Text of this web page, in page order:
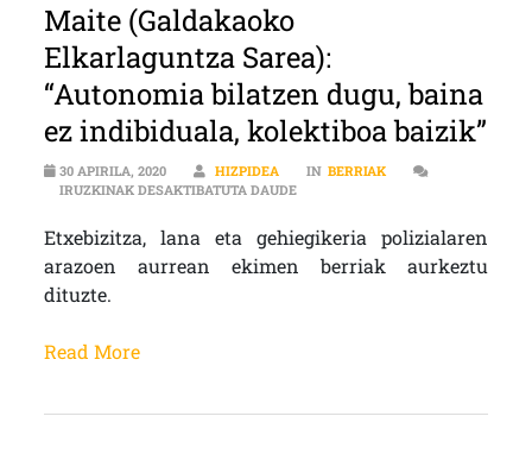
Maite (Galdakaoko
Elkarlaguntza Sarea):
“Autonomia bilatzen dugu, baina
ez indibiduala, kolektiboa baizik”
30 APIRILA, 2020 HIZPIDEA IN BERRIAK
IRUZKINAK DESAKTIBATUTA DAUDEMAITE (GALDAKAOKO
Etxebizitza, lana eta gehiegikeria polizialaren
arazoen aurrean ekimen berriak aurkeztu
dituzte.
Read More